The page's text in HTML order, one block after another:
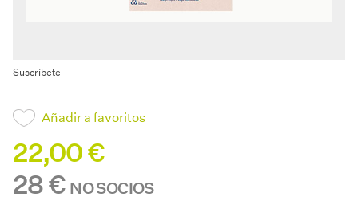
Suscríbete
Añadir a favoritos
22,00 €
28 € NO SOCIOS